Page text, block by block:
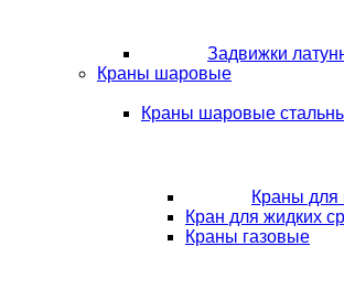
Задвижки
Краны шаровые
Краны шаровые
Краны для
Кран для жидких
Краны газовые